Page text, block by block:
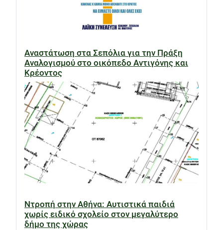
Αναστάτωση στα Σεπόλια για την Πράξη
Αναλογισμού στο οικόπεδο Αντιγόνης και
Κρέοντος
Ντροπή στην Αθήνα: Αυτιστικά παιδιά
χωρίς ειδικό σχολείο στον μεγαλύτερο
δήμο της χώρας